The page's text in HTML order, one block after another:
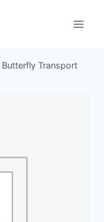
Transport